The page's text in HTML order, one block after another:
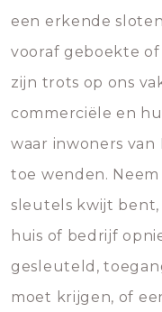
een erkende
vooraf geboekte
zijn trots op ons
commerciële en
waar inwoners
toe wenden.
sleutels kwijt
huis of bedrijf
gesleuteld,
moet krijgen, of